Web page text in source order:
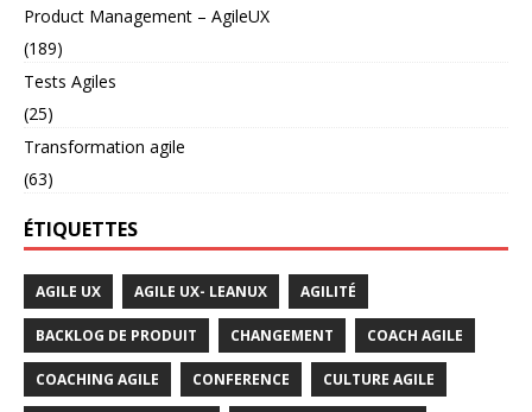
Product Management – AgileUX
(189)
Tests Agiles
(25)
Transformation agile
(63)
ÉTIQUETTES
AGILE UX AGILE UX- LEANUX AGILITÉ
BACKLOG DE PRODUIT CHANGEMENT COACH AGILE
COACHING AGILE CONFERENCE CULTURE AGILE